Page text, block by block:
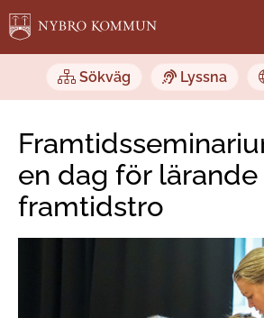
Sökväg Lyssna
en dag för
framtidstro